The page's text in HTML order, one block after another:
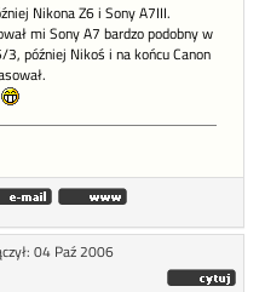
Nikona Z6 i Sony A7III.
mi Sony A7 bardzo podobny w
później Nikoś i na końcu Canon
04 Paź 2006